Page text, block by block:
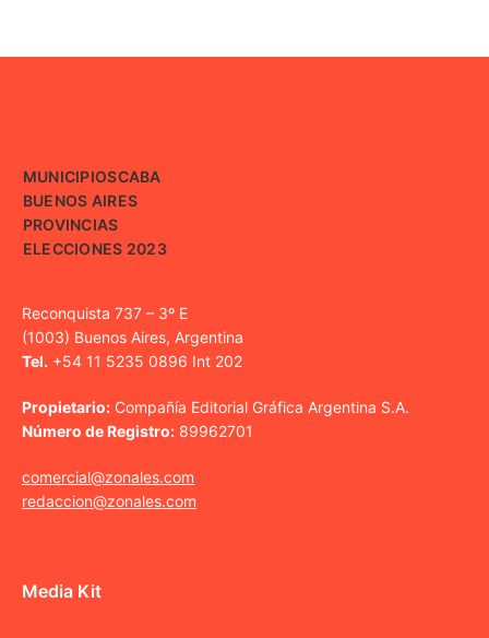
MUNICIPIOSCABA
BUENOS AIRES
PROVINCIAS
ELECCIONES 2023
Reconquista 737 – 3º E
(1003) Buenos Aires, Argentina
Tel. +54 11 5235 0896 Int 202
Propietario: Compañía Editorial Gráfica Argentina S.A.
Número de Registro: 89962701
comercial@zonales.com
redaccion@zonales.com
Media Kit